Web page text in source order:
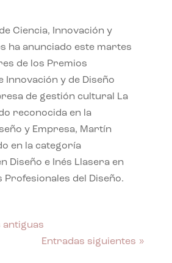
Ciencia, Innovación y
ha anunciado este martes
de los Premios
Innovación y de Diseño
de gestión cultural La
reconocida en la
y Empresa, Martín
en la categoría
Diseño e Inés Llasera en
Profesionales del Diseño.
antiguas
Entradas siguientes »